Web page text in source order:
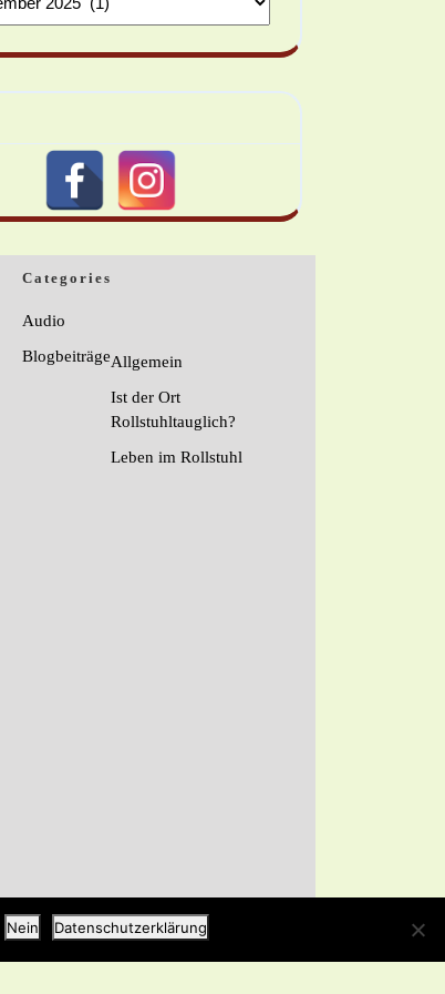
Categories
Audio
BlogbeiträgeAllgemein
Ist der Ort
Rollstuhltauglich?
Leben im Rollstuhl
Nein Datenschutzerklärung